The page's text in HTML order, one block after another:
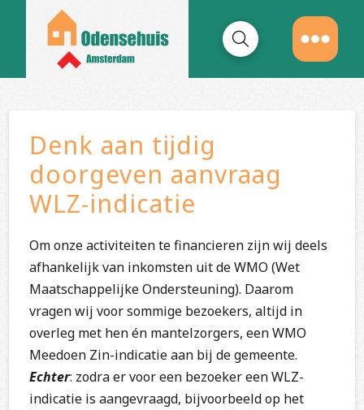
Denk aan tijdig
doorgeven aanvraag
WLZ-indicatie
Om onze activiteiten te financieren zijn wij deels
afhankelijk van inkomsten uit de WMO (Wet
Maatschappelijke Ondersteuning). Daarom
vragen wij voor sommige bezoekers, altijd in
overleg met hen én mantelzorgers, een WMO
Meedoen Zin-indicatie aan bij de gemeente.
Echter: zodra er voor een bezoeker een WLZ-
indicatie is aangevraagd, bijvoorbeeld op het